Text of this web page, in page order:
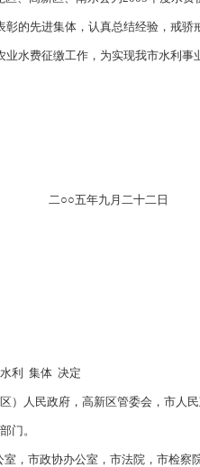
彰的先进集体，认真总结经验，戒
业水费征缴工作，为实现我市水利事
九月二十二日
利 集体 决定
）人民政府，高新区管委会，市人民
门。
，市政协办公室，市法院，市检察